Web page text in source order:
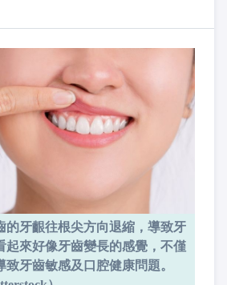
的牙齦往根尖方向退縮，導致牙
起來好像牙齒變長的感覺，不僅
牙齒敏感及口腔健康問題。